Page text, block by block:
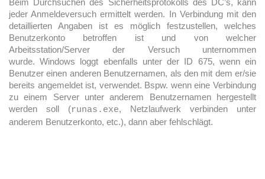
jeder Anmeldeversuch ermittelt werden. In Verbindung mit den
detaillierten Angaben ist es möglich festzustellen, welches
Benutzerkonto betroffen ist und von welcher
Arbeitsstation/Server der Versuch unternommen
wurde. Windows loggt ebenfalls unter der ID 675, wenn ein
Benutzer einen anderen Benutzernamen, als den mit dem er/sie
bereits angemeldet ist, verwendet. Bspw. wenn eine Verbindung
zu einem Server unter anderem Benutzernamen hergestellt
werden soll (runas.exe, Netzlaufwerk verbinden unter
anderem Benutzerkonto, etc.), dann aber fehlschlägt.